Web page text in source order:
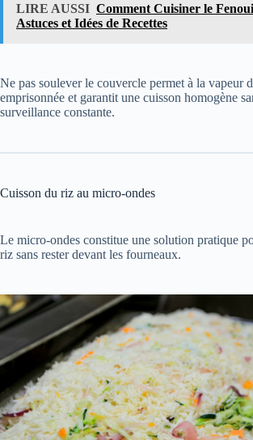
LIRE AUSSI Comment Cuisiner le
Astuces et Idées de Recettes
Ne pas soulever le couvercle permet à la vapeur
emprisonnée et garantit une cuisson homogène
surveillance constante.
Cuisson du riz au micro-ondes
Le micro-ondes constitue une solution pratique
riz sans rester devant les fourneaux.